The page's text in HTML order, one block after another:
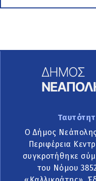
Ο Δήμος
Περιφέρεια
συγκροτήθηκε
του Νόμου